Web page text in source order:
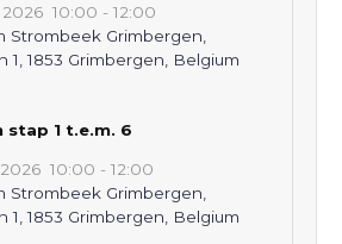
10:00 -12:00
Strombeek Grimbergen,
1, 1853 Grimbergen, Belgium
stap 1 t.e.m. 6
10:00 -12:00
Strombeek Grimbergen,
1, 1853 Grimbergen, Belgium